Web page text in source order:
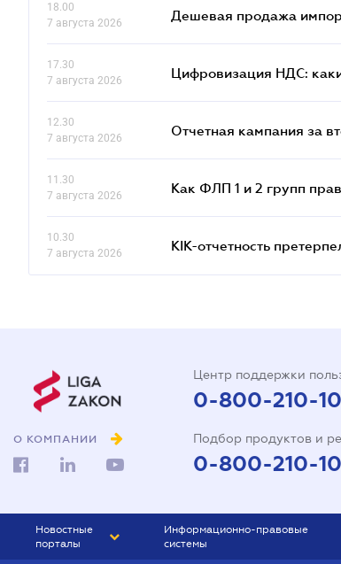
18.00
7 августа 2026
Дешевая продажа
17.30
7 августа 2026
Цифровизация НДС:
12.30
7 августа 2026
Отчетная кампания за
11.30
7 августа 2026
Как ФЛП 1 и 2 групп
10.30
7 августа 2026
КІК-отчетность
О КОМПАНИИ
Центр поддержки
0-800-210-
Подбор продуктов и
0-800-210-
Новостные
порталы
Информационно-правовые
системы